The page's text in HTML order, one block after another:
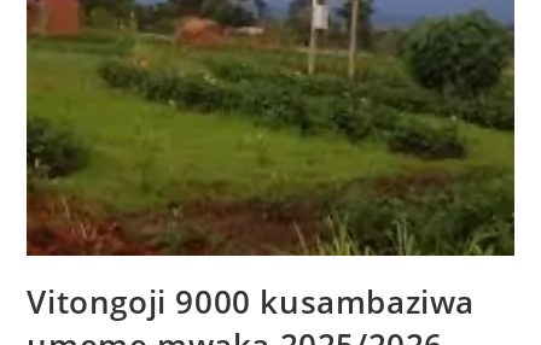
Vitongoji 9000 kusambaziwa